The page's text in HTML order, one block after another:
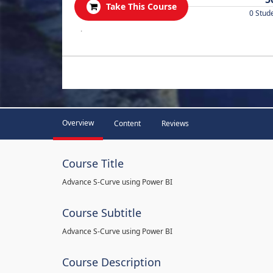
Take This Course
0
.
Overview Content Reviews
Course Title
Advance S-Curve using Power BI
Course Subtitle
Advance S-Curve using Power BI
Course Description